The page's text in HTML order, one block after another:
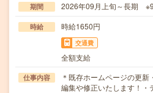
期間 2026年09月上旬～長期 ※9
時給 時給1650円
交通費
全額支給
仕事内容
＊既存ホームページの更
編集や修正いたします！